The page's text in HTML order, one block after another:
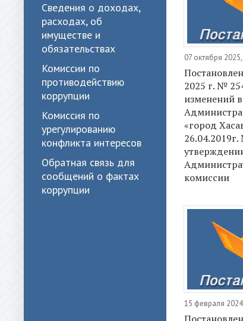
Сведения о доходах,
расходах, об
имуществе и
обязательствах
Комиссии по
противодействию
коррупции
Комиссия по
урегулированию
конфликта интересов
Обратная связь для
сообщений о фактах
коррупции
07 октября
2025 г. №
изменений
«город
комиссии
15 февраля